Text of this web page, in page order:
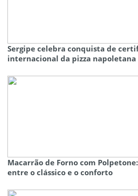
Sergipe celebra conquista de
internacional da pizza napoletana
Macarrão de Forno com
entre o clássico e o conforto